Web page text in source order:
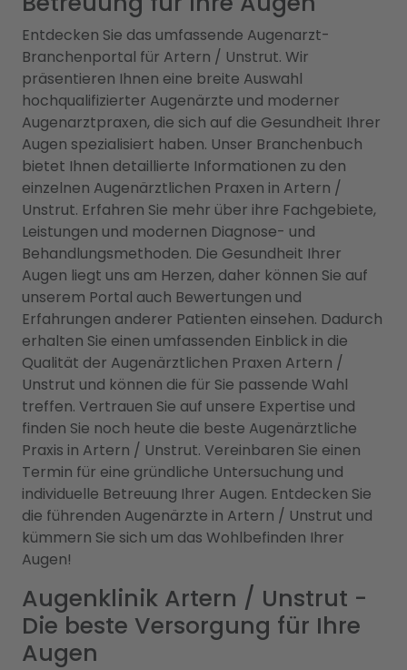
Entdecken Sie das umfassende Augenarzt-
Branchenportal für Artern / Unstrut. Wir
präsentieren Ihnen eine breite Auswahl
hochqualifizierter Augenärzte und moderner
Augenarztpraxen, die sich auf die Gesundheit Ihrer
Augen spezialisiert haben. Unser Branchenbuch
bietet Ihnen detaillierte Informationen zu den
einzelnen Augenärztlichen Praxen in Artern /
Unstrut. Erfahren Sie mehr über ihre Fachgebiete,
Leistungen und modernen Diagnose- und
Behandlungsmethoden. Die Gesundheit Ihrer
Augen liegt uns am Herzen, daher können Sie auf
unserem Portal auch Bewertungen und
Erfahrungen anderer Patienten einsehen. Dadurch
erhalten Sie einen umfassenden Einblick in die
Qualität der Augenärztlichen Praxen Artern /
Unstrut und können die für Sie passende Wahl
treffen. Vertrauen Sie auf unsere Expertise und
finden Sie noch heute die beste Augenärztliche
Praxis in Artern / Unstrut. Vereinbaren Sie einen
Termin für eine gründliche Untersuchung und
individuelle Betreuung Ihrer Augen. Entdecken Sie
die führenden Augenärzte in Artern / Unstrut und
kümmern Sie sich um das Wohlbefinden Ihrer
Augen!
Augenklinik Artern / Unstrut -
Die beste Versorgung für Ihre
Augen